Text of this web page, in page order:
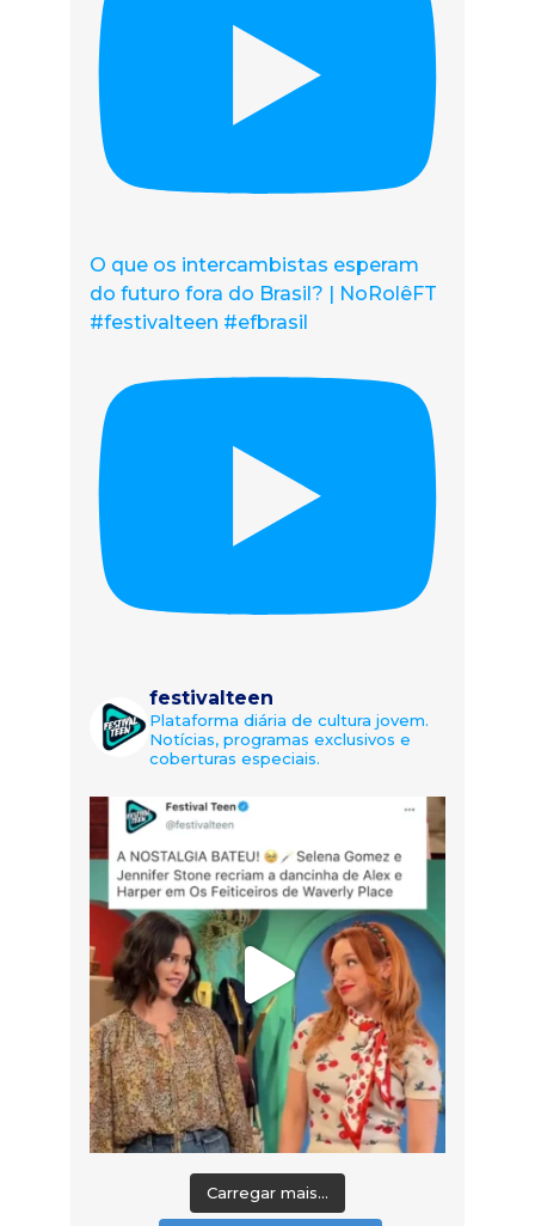
O que os intercambistas esperam
do futuro fora do Brasil? | NoRolêFT
#festivalteen #efbrasil
festivalteen
Plataforma diária de cultura jovem.
Notícias, programas exclusivos e
coberturas especiais.
Carregar mais...